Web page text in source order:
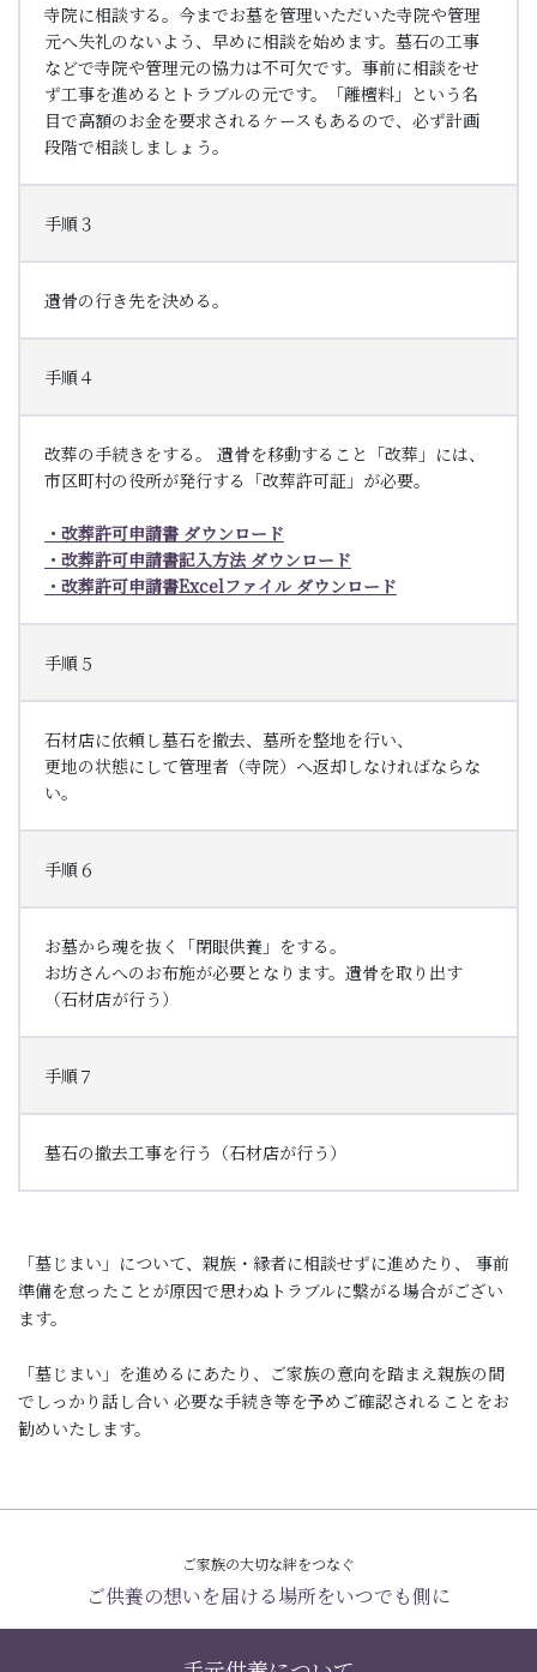
寺院に相談する。今までお墓を管理いただいた寺院や管理
元へ失礼のないよう、早めに相談を始めます。墓石の工事
などで寺院や管理元の協力は不可欠です。事前に相談をせ
ず工事を進めるとトラブルの元です。「離檀料」という名
目で高額のお金を要求されるケースもあるので、必ず計画
段階で相談しましょう。
手順３
遺骨の行き先を決める。
手順４
改葬の手続きをする。 遺骨を移動すること「改葬」には、
市区町村の役所が発行する「改葬許可証」が必要。
・改葬許可申請書 ダウンロード
・改葬許可申請書記入方法 ダウンロード
・改葬許可申請書Excelファイル ダウンロード
手順５
石材店に依頼し墓石を撤去、墓所を整地を行い、
更地の状態にして管理者（寺院）へ返却しなければならな
い。
手順６
お墓から魂を抜く「閉眼供養」をする。
お坊さんへのお布施が必要となります。遺骨を取り出す
（石材店が行う）
手順７
墓石の撤去工事を行う（石材店が行う）
「墓じまい」について、親族・縁者に相談せずに進めたり、
事前
準備を怠ったことが原因で思わぬトラブルに繋がる場合がござい
ます。
「墓じまい」を進めるにあたり、ご家族の意向を踏まえ親族の間
でしっかり話し合い 必要な手続き等を予めご確認されることをお
勧めいたします。
ご家族の大切な絆をつなぐ
ご供養の想いを届ける場所をいつでも側に